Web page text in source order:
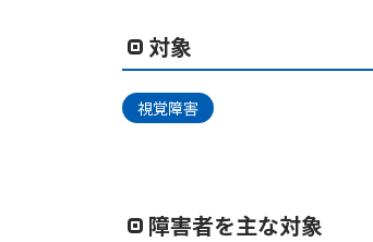
対象
視覚障害
障害者を主な対象